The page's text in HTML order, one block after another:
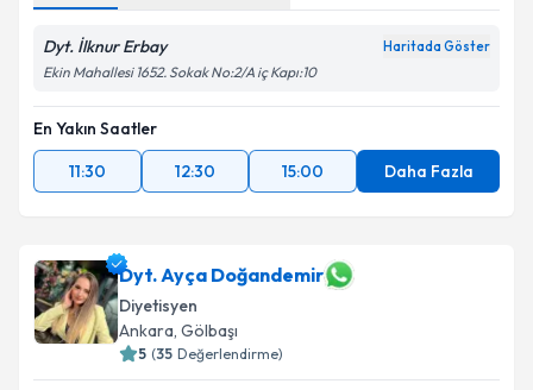
Dyt. İlknur Erbay Haritada Göster
Ekin Mahallesi 1652. Sokak No:2/A iç Kapı:10
En Yakın Saatler
11:30
12:30 15:00 Daha Fazla
Dyt. Ayça Doğandemir
Diyetisyen
Ankara, Gölbaşı
5 (35 Değerlendirme)